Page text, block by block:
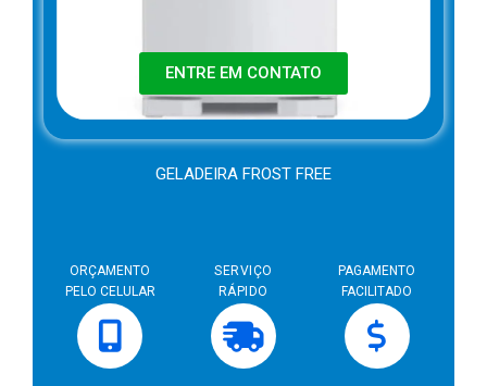
ENTRE EM CONTATO
GELADEIRA FROST FREE
ORÇAMENTO
PELO CELULAR
SERVIÇO
RÁPIDO
PAGAMENTO
FACILITADO